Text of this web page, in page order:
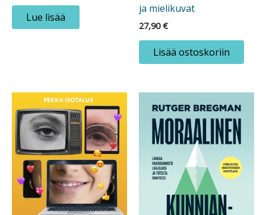
Lue lisää
ja mielikuvat
27,90€
Lisää ostoskoriin